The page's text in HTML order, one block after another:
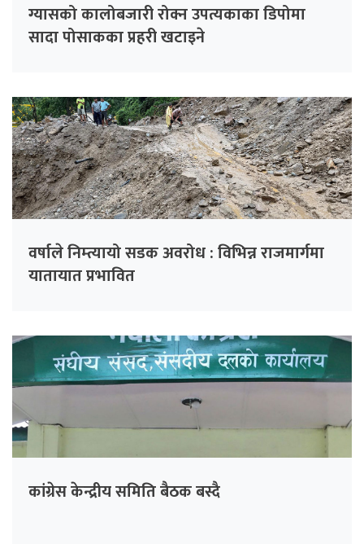
ग्यासको कालोबजारी रोक्न उपत्यकाका डिपोमा
सादा पोसाकका प्रहरी खटाइने
वर्षाले निम्त्यायो सडक अवरोध : विभिन्न राजमार्गमा
यातायात प्रभावित
कांग्रेस केन्द्रीय समिति बैठक बस्दै